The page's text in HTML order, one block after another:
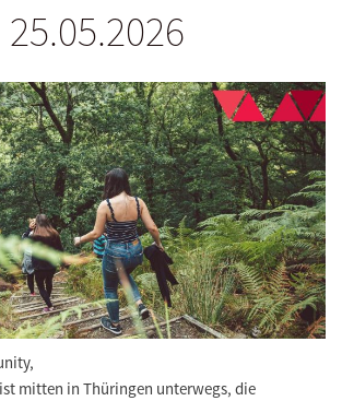
25.05.2026
mitten in Thüringen unterwegs, die